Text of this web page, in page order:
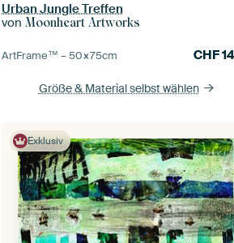
Urban Jungle Treffen
vonMoonheart Artworks
ArtFrame™ –50×75cm CHF
Größe & Material selbst wählen
Exklusiv